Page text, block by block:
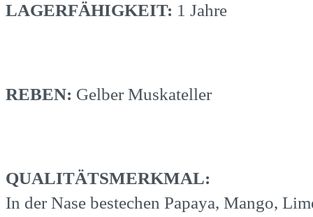
LAGERFÄHIGKEIT: 1 Jahre
REBEN: Gelber Muskateller
QUALITÄTSMERKMAL:
In der Nase bestechen Papaya, Mango,